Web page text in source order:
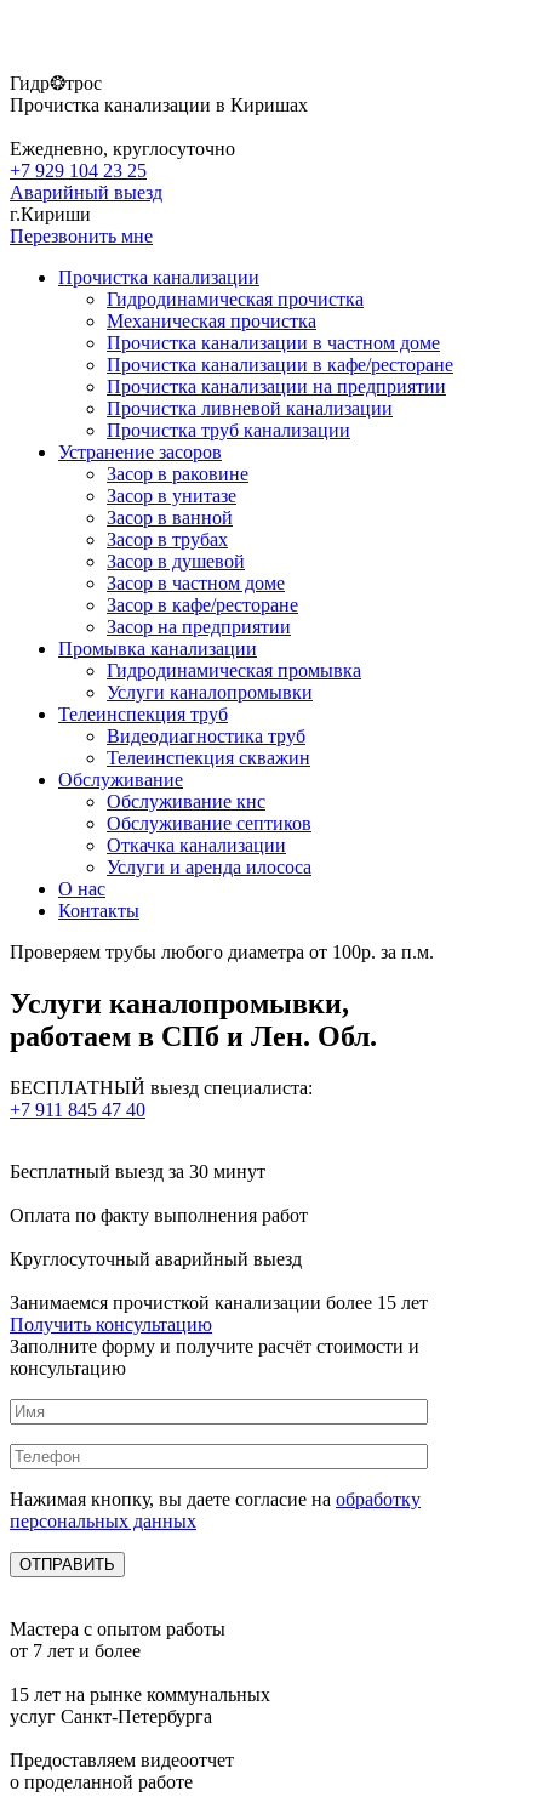
Гидр❂трос
Прочистка канализации в Киришах
Ежедневно, круглосуточно
+7 929 104 23 25
Аварийный выезд
г.Кириши
Перезвонить мне
Прочистка канализации
Гидродинамическая прочистка
Механическая прочистка
Прочистка канализации в частном доме
Прочистка канализации в кафе/ресторане
Прочистка канализации на предприятии
Прочистка ливневой канализации
Прочистка труб канализации
Устранение засоров
Засор в раковине
Засор в унитазе
Засор в ванной
Засор в трубах
Засор в душевой
Засор в частном доме
Засор в кафе/ресторане
Засор на предприятии
Промывка канализации
Гидродинамическая промывка
Услуги каналопромывки
Телеинспекция труб
Видеодиагностика труб
Телеинспекция скважин
Обслуживание
Обслуживание кнс
Обслуживание септиков
Откачка канализации
Услуги и аренда илососа
О нас
Контакты
Проверяем трубы любого диаметра от 100р. за п.м.
Услуги каналопромывки,
работаем в СПб и Лен. Обл.
БЕСПЛАТНЫЙ выезд специалиста:
+7 911 845 47 40
Бесплатный выезд за 30 минут
Оплата по факту выполнения работ
Круглосуточный аварийный выезд
Занимаемся прочисткой канализации более 15 лет
Получить консультацию
Заполните форму и получите расчёт стоимости и
консультацию
Нажимая кнопку, вы даете согласие на обработку
персональных данных
Мастера с опытом работы
от 7 лет и более
15 лет на рынке коммунальных
услуг Санкт-Петербурга
Предоставляем видеоотчет
о проделанной работе